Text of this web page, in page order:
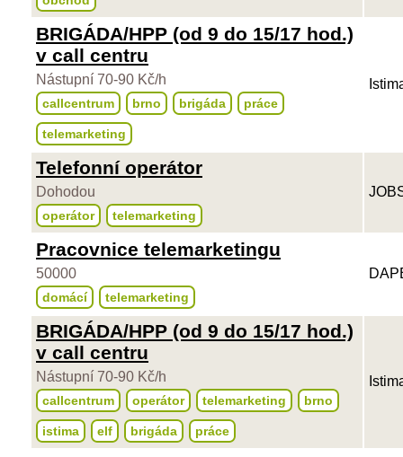
BRIGÁDA/HPP (od 9 do 15/17 hod.)
v call centru
Nástupní 70-90 Kč/h
callcentrum brno brigáda práce
telemarketing
Telefonní operátor
Dohodou
operátor telemarketing
Pracovnice telemarketingu
50000
domácí telemarketing
BRIGÁDA/HPP (od 9 do 15/17 hod.)
v call centru
Nástupní 70-90 Kč/h
callcentrum operátor telemarketing brno
istima elf brigáda práce